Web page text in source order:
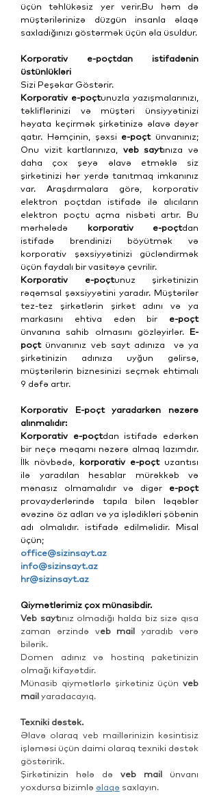
üçün təhlükəsiz yer verir.Bu həm də
müştərilərinizə düzgün insanla əlaqə
saxladığınızı göstərmək üçün əla üsuldur.
Korporativ e-poçtdan istifadənin
üstünlükləri
Sizi Peşəkar Göstərir.
Korporativ e-poçtunuzla yazışmalarınızı,
təkliflərinizi və müştəri ünsiyyətinizi
həyata keçirmək şirkətinizə əlavə dəyər
qatır. Həmçinin, şəxsi e-poçtünvanınız;
Onu vizit kartlarınıza, veb saytınıza və
daha çox şeyə əlavə etməklə siz
şirkətinizi hər yerdə tanıtmaq imkanınız
var. Araşdırmalara görə, korporativ
elektron poçtdan istifadə ilə alıcıların
elektron poçtu açma nisbəti artır. Bu
mərhələdə korporativ e-poçtdan
istifadə brendinizi böyütmək və
korporativ şəxsiyyətinizi gücləndirmək
üçün faydalı bir vasitəyə çevrilir.
Korporativ e-poçtunuz şirkətinizin
rəqəmsal şəxsiyyətini yaradır. Müştərilər
tez-tez şirkətlərin şirkət adını və ya
markasını ehtiva edən bir e-poçt
ünvanına sahib olmasını gözləyirlər. E-
poçt ünvanınız veb sayt adınıza və ya
şirkətinizin adınıza uyğun gəlirsə,
müştərilərin biznesinizi seçmək ehtimalı
9 dəfə artır.
Korporativ E-poçt yaradarkən nəzərə
alınmalıdır:
Korporativ e-poçtdan istifadə edərkən
bir neçə məqamı nəzərə almaq lazımdır.
İlk növbədə, korporativ e-poçt uzantısı
ilə yaradılan hesablar mürəkkəb və
mənasız olmamalıdır və digər e-poçt
provayderlərində tapıla bilən ləqəblər
əvəzinə öz adları və ya işlədikləri şöbənin
adı olmalıdır. istifadə edilməlidir. Misal
üçün;
office@sizinsayt.az
info@sizinsayt.az
hr@sizinsayt.az
Qiymətlərimiz çox münasibdir.
Veb saytınız olmadığı halda biz sizə qısa
zaman ərzində veb mail yaradıb vərə
bilərik.
Domen adınız və hostinq paketinizin
olmağı kifayətdir.
Münasib qiymətlərlə şirkətiniz üçün veb
mailyaradacayıq.
Texniki dəstək.
Əlavə olaraq veb maillərinizin kəsintisiz
işləməsi üçün daimi olaraq texniki dəstək
göstəririk.
Şirkətinizin hələ də veb mail ünvanı
yoxdursa bizimlə əlaqə saxlayın.